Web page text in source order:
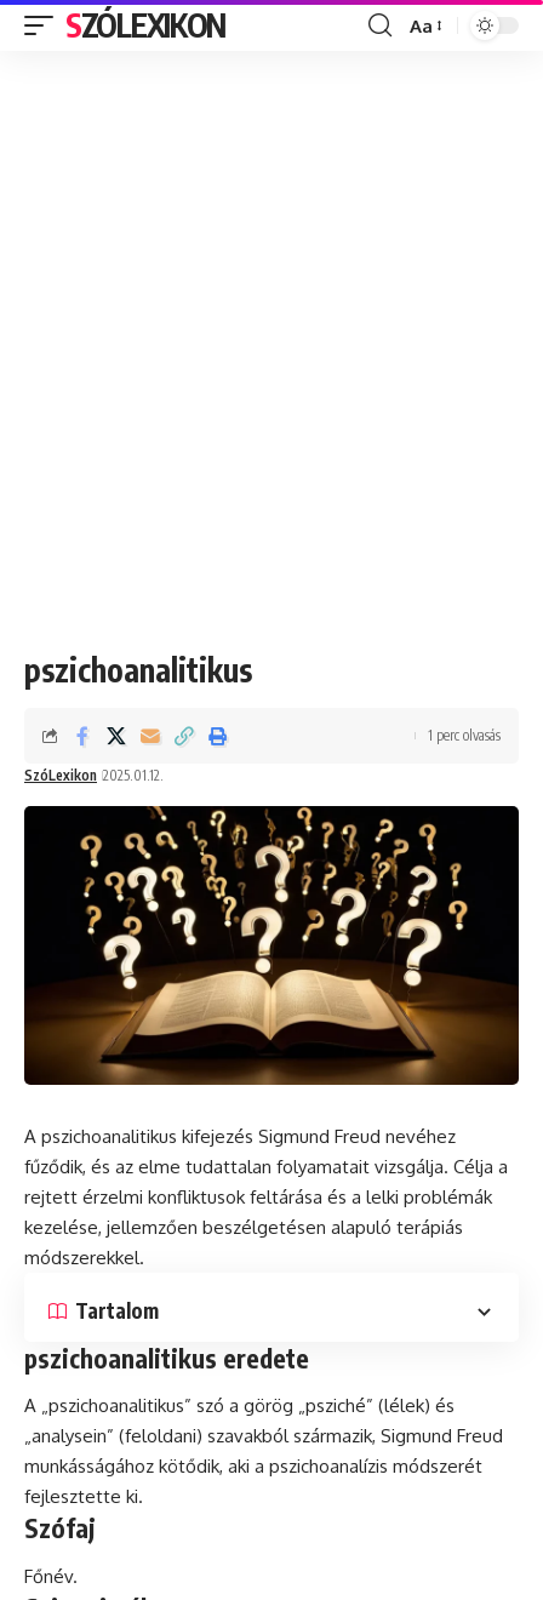
SZÓLEXIKON
Font
Aa
pszichoanalitikus
SzóLexikon 2025.01.12.
1 perc olvasás
A pszichoanalitikus kifejezés Sigmund Freud nevéhez
fűződik, és az elme tudattalan folyamatait vizsgálja. Célja a
rejtett érzelmi konfliktusok feltárása és a lelki problémák
kezelése, jellemzően beszélgetésen alapuló terápiás
módszerekkel.
Tartalom
pszichoanalitikus eredete
A „pszichoanalitikus” szó a görög „psziché” (lélek) és
„analysein” (feloldani) szavakból származik, Sigmund Freud
munkásságához kötődik, aki a pszichoanalízis módszerét
fejlesztette ki.
Szófaj
Főnév.